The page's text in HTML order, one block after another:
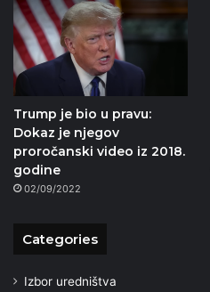
Trump je bio u pravu:
Dokaz je njegov
proročanski video iz 2018.
godine
02/09/2022
Categories
Izbor uredništva